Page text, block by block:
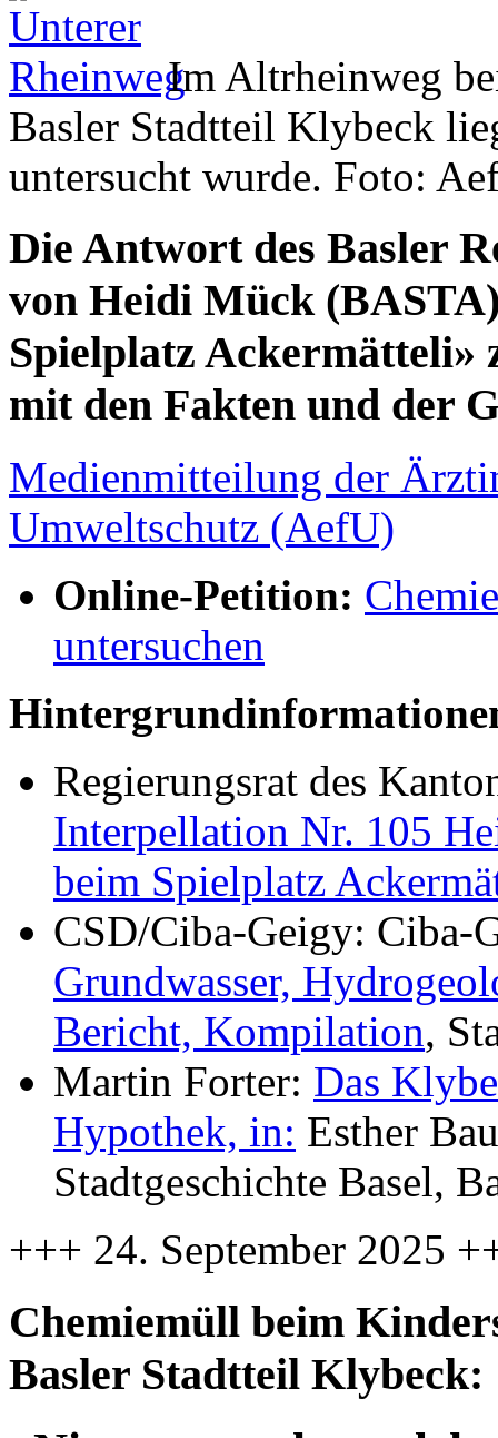
Im Altrheinweg
Basler Stadtteil Klybeck
untersucht wurde. Foto:
Die Antwort des Basler
von Heidi Mück
Spielplatz Ackermätteli»
mit den Fakten und der
Medienmitteilung der
Umweltschutz (AefU)
Online-Petition:
untersuchen
Regierungsrat des
Interpellation Nr. 105
beim Spielplatz
CSD/Ciba-Geigy: Ciba-
Grundwasser,
Bericht, Kompilation,
Martin Forter: Das
Hypothek, in: Esther
Stadtgeschichte Basel,
+++ 24. September 2025
Chemiemüll beim
Basler Stadtteil Klybeck: